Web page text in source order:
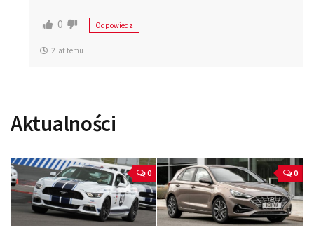
0 Odpowiedz
2 lat temu
Aktualności
0 0